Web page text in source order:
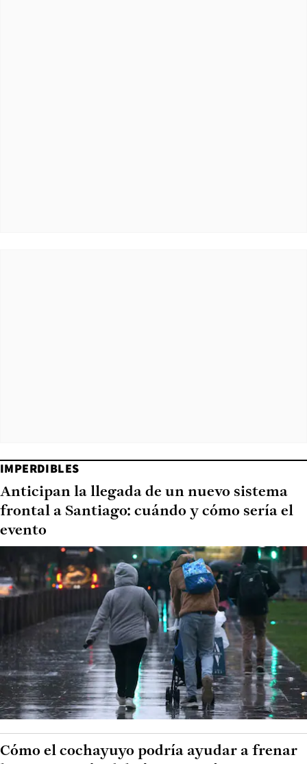
IMPERDIBLES
Anticipan la llegada de un nuevo sistema
frontal a Santiago: cuándo y cómo sería el
evento
Cómo el cochayuyo podría ayudar a frenar